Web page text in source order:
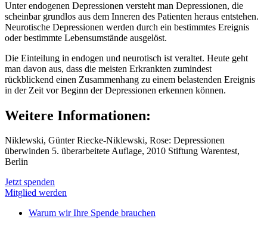
Unter endogenen Depressionen versteht man Depressionen, die
scheinbar grundlos aus dem Inneren des Patienten heraus entstehen.
Neurotische Depressionen werden durch ein bestimmtes Ereignis
oder bestimmte Lebensumstände ausgelöst.
Die Einteilung in endogen und neurotisch ist veraltet. Heute geht
man davon aus, dass die meisten Erkrankten zumindest
rückblickend einen Zusammenhang zu einem belastenden Ereignis
in der Zeit vor Beginn der Depressionen erkennen können.
Weitere Informationen:
Niklewski, Günter Riecke-Niklewski, Rose: Depressionen
überwinden 5. überarbeitete Auflage, 2010 Stiftung Warentest,
Berlin
Jetzt spenden
Mitglied werden
Warum wir Ihre Spende brauchen